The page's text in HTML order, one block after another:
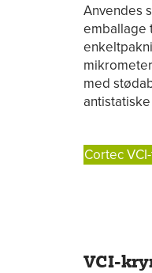
Anvendes
emballage
med
Cortec
VCI-